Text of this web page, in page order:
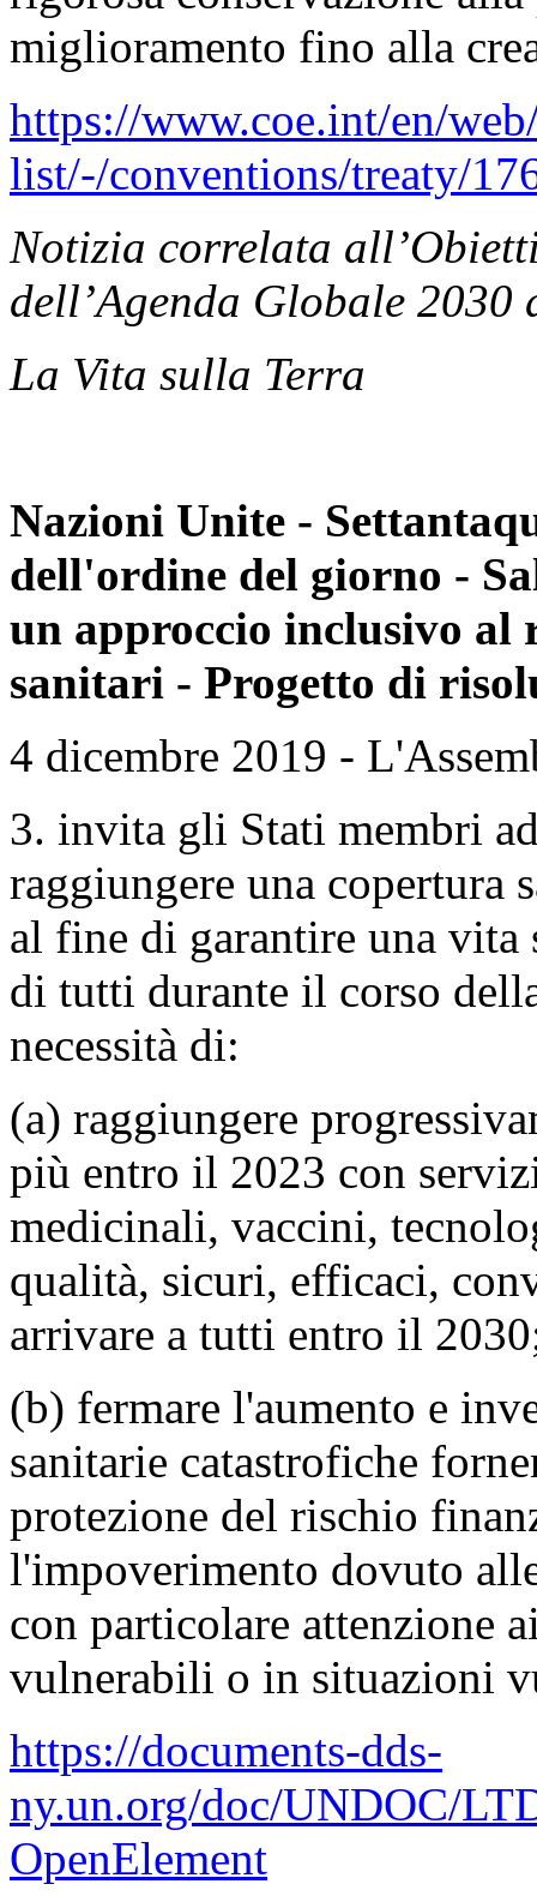
miglioramento fino alla
https://www.coe.int/en/
list/-/conventions/treaty/
Notizia correlata
dell’Agenda Globale
La Vita sulla Terra
Nazioni Unite -
dell'ordine del giorno -
un approccio inclusivo al
sanitari - Progetto di
4 dicembre 2019 -
3. invita gli Stati membri
raggiungere una copertura
al fine di garantire una vita
di tutti durante il corso
necessità di:
(a) raggiungere
più entro il 2023 con
medicinali, vaccini,
qualità, sicuri, efficaci,
arrivare a tutti entro il
(b) fermare l'aumento e
sanitarie catastrofiche
protezione del rischio
l'impoverimento dovuto
con particolare attenzione
vulnerabili o in situazioni
https://documents-dds-
ny.un.org/doc/UNDOC/
OpenElement